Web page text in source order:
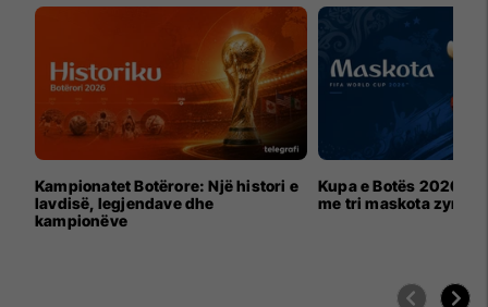
Kampionatet Botërore: Një histori e
lavdisë, legjendave dhe
kampionëve
Kupa e Botës 2026
me tri maskota zyrtare